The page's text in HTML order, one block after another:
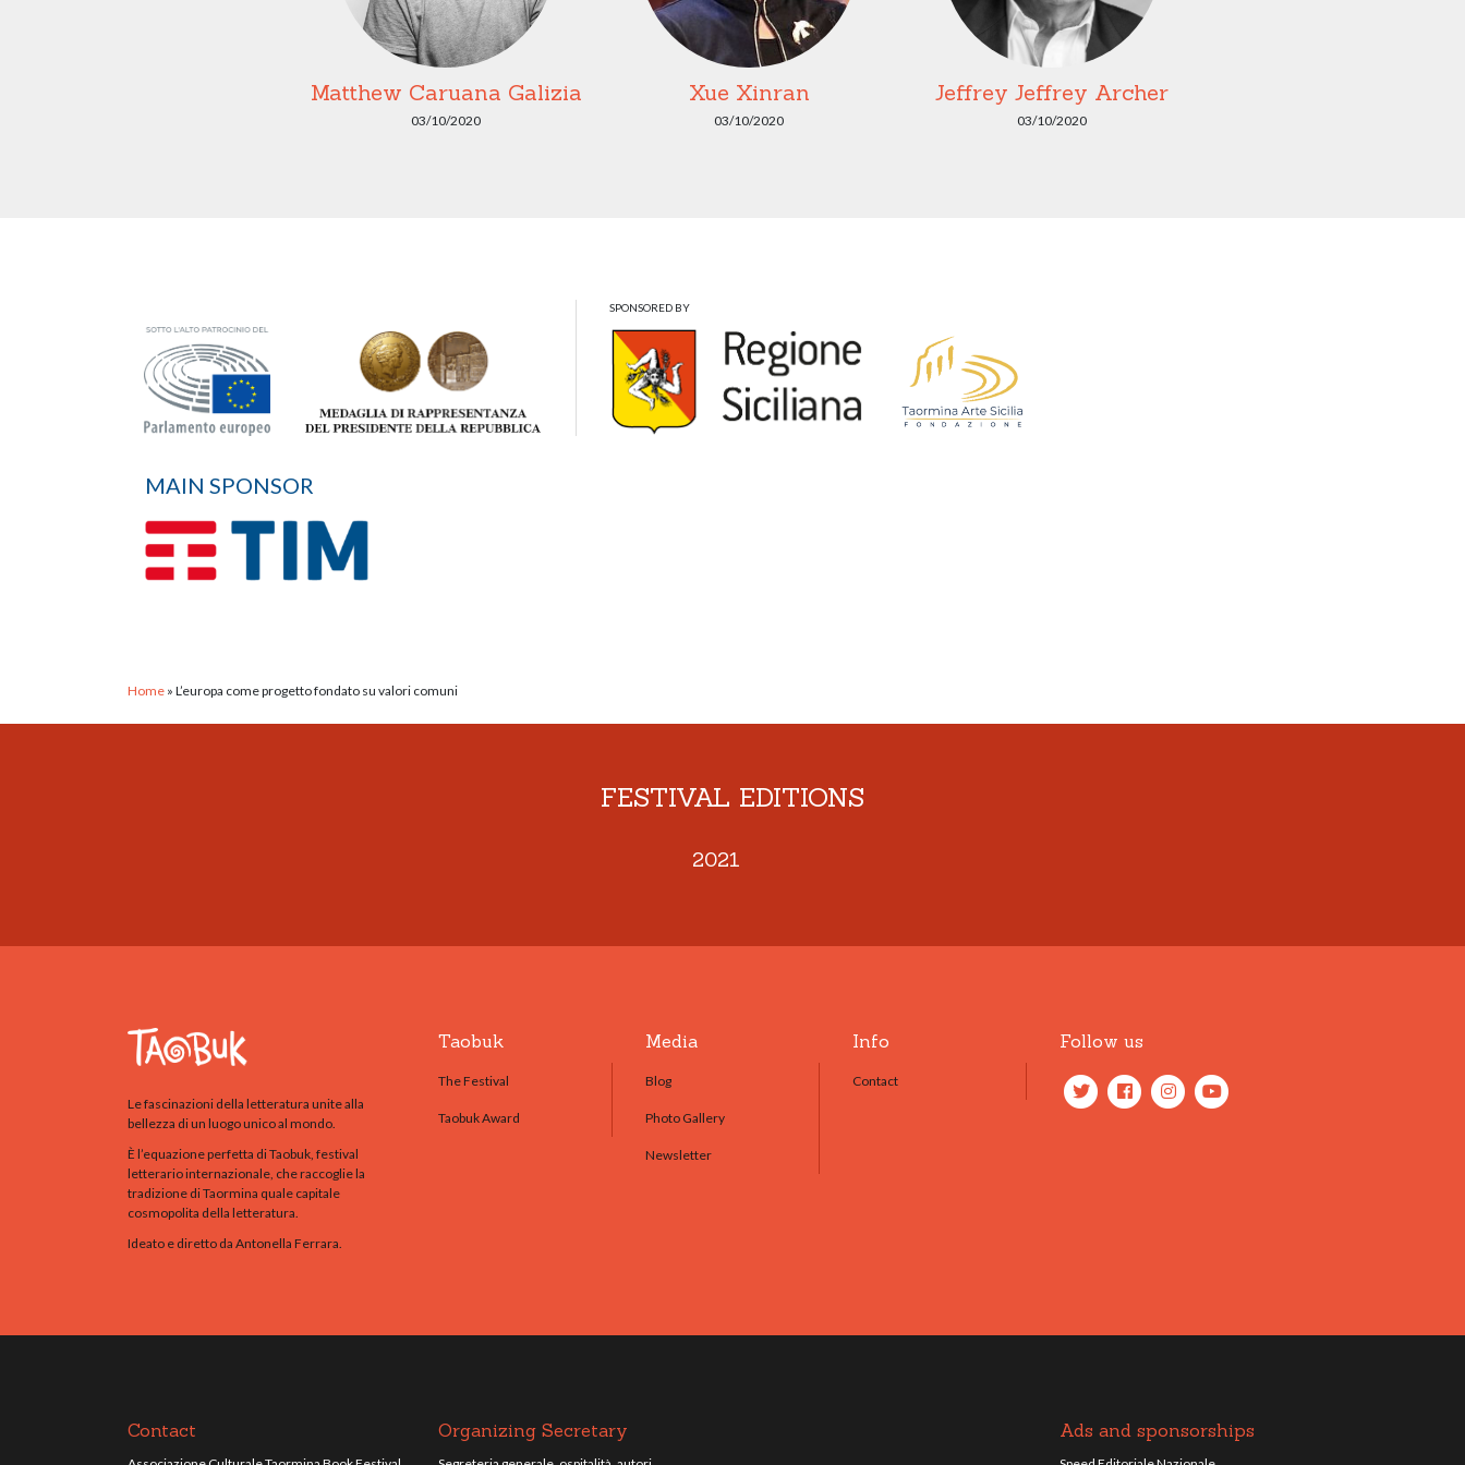
Matthew Caruana Galizia
03/10/2020
Xue Xinran
03/10/2020
Jeffrey Jeffrey Archer
03/10/2020
SPONSORED BY
MAIN SPONSOR
Home » L’europa come progetto fondato su valori comuni
FESTIVAL EDITIONS
2021
Le fascinazioni della letteratura unite alla
bellezza di un luogo unico al mondo.
È l’equazione perfetta di Taobuk, festival
letterario internazionale, che raccoglie la
tradizione di Taormina quale capitale
cosmopolita della letteratura.
Ideato e diretto da Antonella Ferrara.
Taobuk
The Festival
Taobuk Award
Media
Blog
Photo Gallery
Newsletter
Info
Contact
Follow us
Contact Organizing Secretary Ads and sponsorships